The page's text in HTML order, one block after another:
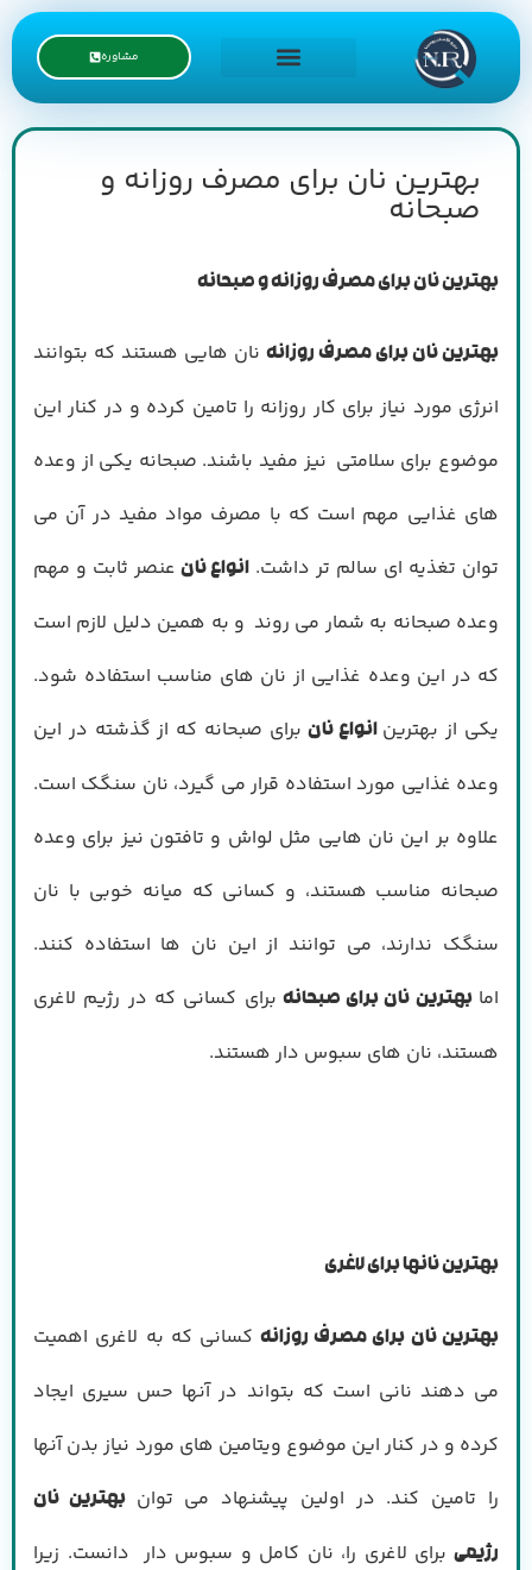
مشاوره
بهترین نان برای مصرف روزانه و
صبحانه
بهترین نان برای مصرف روزانه و صبحانه
بهترین نان برای مصرف روزانه نان هایی هستند که بتوانند
انرژی مورد نیاز برای کار روزانه را تامین کرده و در کنار این
موضوع برای سلامتی نیز مفید باشند. صبحانه یکی از وعده
های غذایی مهم است که با مصرف مواد مفید در آن می
توان تغذیه ای سالم تر داشت. انواع نانعنصر ثابت و مهم
وعده صبحانه به شمار می روند و به همین دلیل لازم است
که در این وعده غذایی از نان های مناسب استفاده شود.
یکی از بهترینانواع نان برای صبحانه که از گذشته در این
وعده غذایی مورد استفاده قرار می گیرد، نان سنگک است.
علاوه بر این نان هایی مثل لواش و تافتون نیز برای وعده
صبحانه مناسب هستند، و کسانی که میانه خوبی با نان
سنگک ندارند، می توانند از این نان ها استفاده کنند.
امابهترین نان برای صبحانه برای کسانی که در رژیم لاغری
هستند، نان های سبوس دار هستند.
بهترین نانها برای لاغری
بهترین نان برای مصرف روزانه کسانی که به لاغری اهمیت
می دهند نانی است که بتواند در آنها حس سیری ایجاد
کرده و در کنار این موضوع ویتامین های مورد نیاز بدن آنها
را تامین کند. در اولین پیشنهاد می توانبهترین نان
رژیمی برای لاغری را، نان کامل و سبوس دار دانست. زیرا